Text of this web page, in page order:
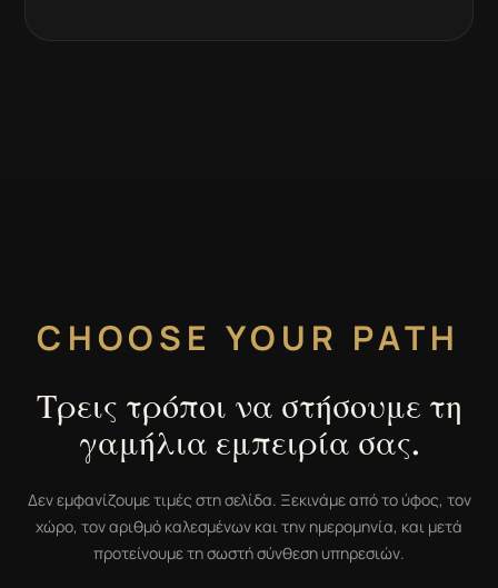
CHOOSE YOUR PATH
Τρεις τρόποι να στήσουμε τη
γαμήλια εμπειρία σας.
Δεν εμφανίζουμε τιμές στη σελίδα. Ξεκινάμε από το ύφος, τον
χώρο, τον αριθμό καλεσμένων και την ημερομηνία, και μετά
προτείνουμε τη σωστή σύνθεση υπηρεσιών.